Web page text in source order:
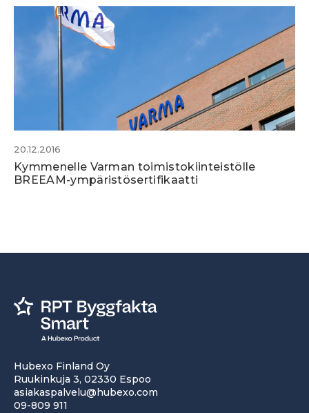
20.12.2016
Kymmenelle Varman toimistokiinteistölle
BREEAM-ympäristösertifikaatti
Hubexo Finland Oy
Ruukinkuja 3, 02330 Espoo
asiakaspalvelu@hubexo.com
09-809 911